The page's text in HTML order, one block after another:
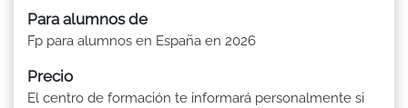
Para alumnos de
Fp para alumnos en España en 2026
Precio
El centro de formación te informará personalmente si